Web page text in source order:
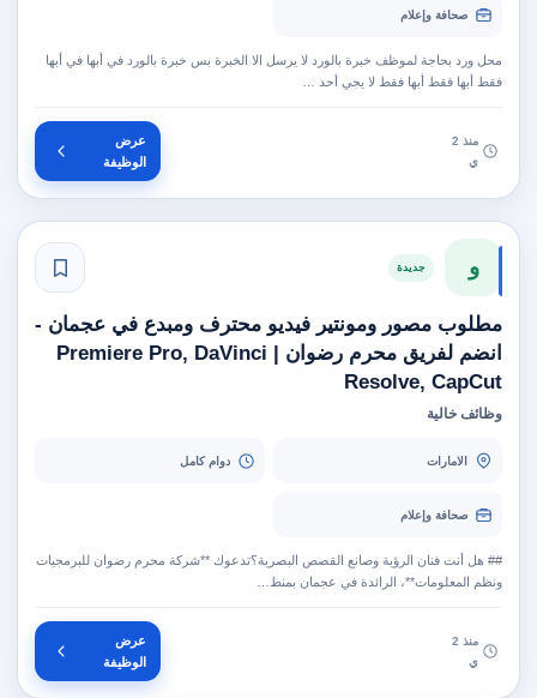
صحافة وإعلام
محل ورد بحاجة لموظف خبرة بالورد لا يرسل الا الخبرة بس خبرة بالورد في أبها في أبها
فقط أبها فقط أبها فقط لا يجي أحد …
منذ 2
ي
عرض
الوظيفة
و جديدة
مطلوب مصور ومونتير فيديو محترف ومبدع في عجمان -
انضم لفريق محرم رضوان | Premiere Pro, DaVinci
Resolve, CapCut
وظائف خالية
الامارات دوام كامل
صحافة وإعلام
## هل أنت فنان الرؤية وصانع القصص البصرية؟تدعوك **شركة محرم رضوان للبرمجيات
ونظم المعلومات**، الرائدة في عجمان بمنط…
منذ 2
ي
عرض
الوظيفة